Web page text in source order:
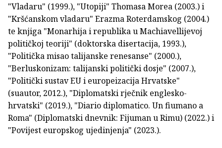
"Vladaru" (1999.), "Utopiji" Thomasa Morea (2003.) i
"Kršćanskom vladaru" Erazma Roterdamskog (2004.)
te knjiga "Monarhija i republika u Machiavellijevoj
političkoj teoriji" (doktorska disertacija, 1993.),
"Politička misao talijanske renesanse" (2000.),
"Berluskonizam: talijanski politički dosje" (2007.),
"Politički sustav EU i europeizacija Hrvatske"
(suautor, 2012.), "Diplomatski rječnik englesko-
hrvatski" (2019.), "Diario diplomatico. Un fiumano a
Roma" (Diplomatski dnevnik: Fijuman u Rimu) (2022.) i
"Povijest europskog ujedinjenja" (2023.).